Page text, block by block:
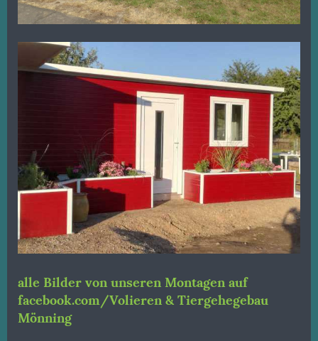
alle Bilder von unseren Montagen auf
facebook.com/Volieren & Tiergehegebau
Mönning